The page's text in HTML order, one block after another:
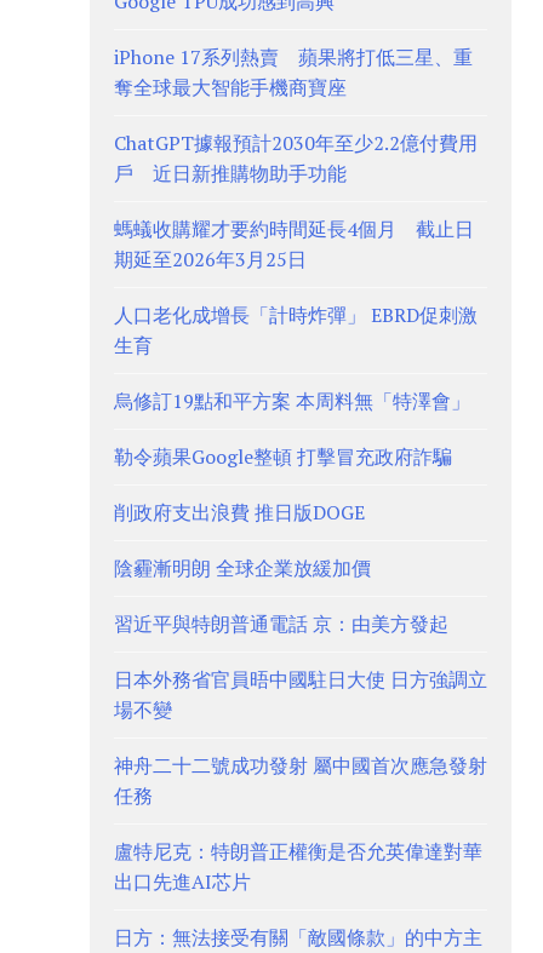
iPhone 17系列熱賣 蘋果將打低三星、重
奪全球最大智能手機商寶座
ChatGPT據報預計2030年至少2.2億付費用
戶 近日新推購物助手功能
螞蟻收購耀才要約時間延長4個月 截止日
期延至2026年3月25日
人口老化成增長「計時炸彈」 EBRD促刺激
生育
烏修訂19點和平方案 本周料無「特澤會」
勒令蘋果Google整頓 打擊冒充政府詐騙
削政府支出浪費 推日版DOGE
陰霾漸明朗 全球企業放緩加價
習近平與特朗普通電話 京：由美方發起
日本外務省官員晤中國駐日大使 日方強調立
場不變
神舟二十二號成功發射 屬中國首次應急發射
任務
盧特尼克：特朗普正權衡是否允英偉達對華
出口先進AI芯片
日方：無法接受有關「敵國條款」的中方主